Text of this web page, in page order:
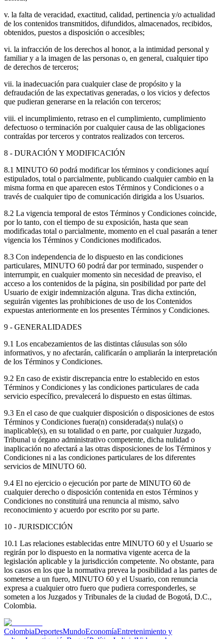
v. la falta de veracidad, exactitud, calidad, pertinencia y/o actualidad
de los contenidos transmitidos, difundidos, almacenados, recibidos,
obtenidos, puestos a disposición o accesibles;
vi. la infracción de los derechos al honor, a la intimidad personal y
familiar y a la imagen de las personas o, en general, cualquier tipo
de derechos de terceros;
vii. la inadecuación para cualquier clase de propósito y la
defraudación de las expectativas generadas, o los vicios y defectos
que pudieran generarse en la relación con terceros;
viii. el incumplimiento, retraso en el cumplimiento, cumplimiento
defectuoso o terminación por cualquier causa de las obligaciones
contraídas por terceros y contratos realizados con terceros.
8 - DURACIÓN Y MODIFICACIÓN
8.1 MINUTO 60 podrá modificar los términos y condiciones aquí
estipulados, total o parcialmente, publicando cualquier cambio en la
misma forma en que aparecen estos Términos y Condiciones o a
través de cualquier tipo de comunicación dirigida a los Usuarios.
8.2 La vigencia temporal de estos Términos y Condiciones coincide,
por lo tanto, con el tiempo de su exposición, hasta que sean
modificadas total o parcialmente, momento en el cual pasarán a tener
vigencia los Términos y Condiciones modificados.
8.3 Con independencia de lo dispuesto en las condiciones
particulares, MINUTO 60 podrá dar por terminado, suspender o
interrumpir, en cualquier momento sin necesidad de preaviso, el
acceso a los contenidos de la página, sin posibilidad por parte del
Usuario de exigir indemnización alguna. Tras dicha extinción,
seguirán vigentes las prohibiciones de uso de los Contenidos
expuestas anteriormente en los presentes Términos y Condiciones.
9 - GENERALIDADES
9.1 Los encabezamientos de las distintas cláusulas son sólo
informativos, y no afectarán, calificarán o ampliarán la interpretación
de los Términos y Condiciones.
9.2 En caso de existir discrepancia entre lo establecido en estos
Términos y Condiciones y las condiciones particulares de cada
servicio específico, prevalecerá lo dispuesto en estas últimas.
9.3 En el caso de que cualquier disposición o disposiciones de estos
Términos y Condiciones fuera(n) considerada(s) nula(s) o
inaplicable(s), en su totalidad o en parte, por cualquier Juzgado,
Tribunal u órgano administrativo competente, dicha nulidad o
inaplicación no afectará a las otras disposiciones de los Términos y
Condiciones ni a las condiciones particulares de los diferentes
servicios de MINUTO 60.
9.4 El no ejercicio o ejecución por parte de MINUTO 60 de
cualquier derecho o disposición contenida en estos Términos y
Condiciones no constituirá una renuncia al mismo, salvo
reconocimiento y acuerdo por escrito por su parte.
10 - JURISDICCIÓN
10.1 Las relaciones establecidas entre MINUTO 60 y el Usuario se
regirán por lo dispuesto en la normativa vigente acerca de la
legislación aplicable y la jurisdicción competente. No obstante, para
los casos en los que la normativa prevea la posibilidad a las partes de
someterse a un fuero, MINUTO 60 y el Usuario, con renuncia
expresa a cualquier otro fuero que pudiera corresponderles, se
someten a los Juzgados y Tribunales de la ciudad de Bogotá, D.C.,
Colombia.
ColombiaDeportesMundoEconomíaEntretenimiento y